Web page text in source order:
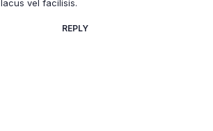
lacus vel facilisis.
REPLY